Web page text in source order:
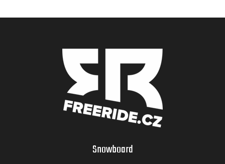
Snowboard